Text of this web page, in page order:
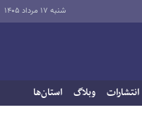
شنبه ۱۷ مرداد ۱۴۰۵
انتشارات وبلاگ استان‌ها